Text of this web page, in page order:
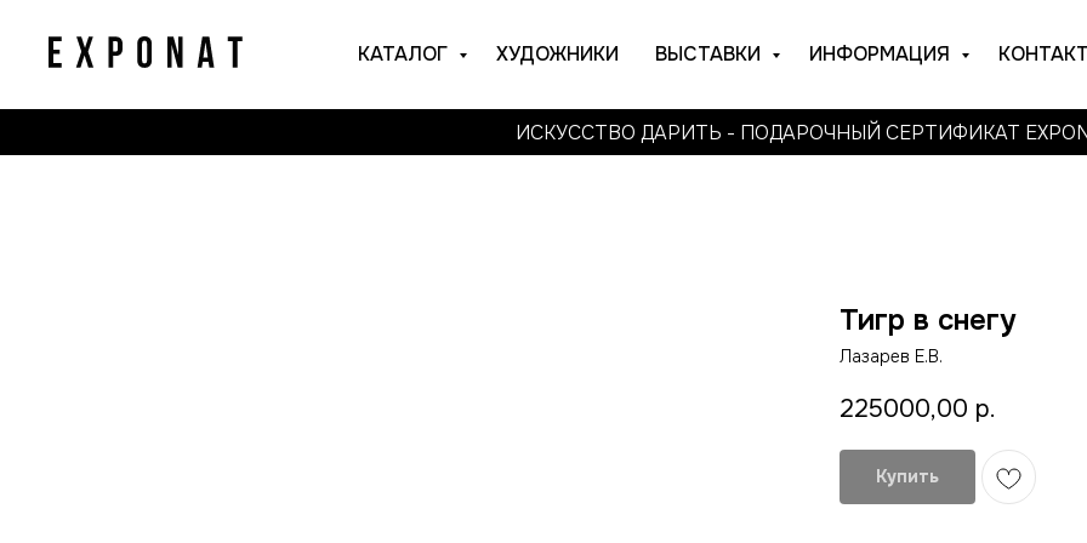
КАТАЛОГ ХУДОЖНИКИ ВЫСТАВКИ ИНФОРМАЦИЯ
ИСКУССТВО ДАРИТЬ - ПОДАРОЧНЫЙ СЕРТИФИКАТ
Тигр в снегу
Лазарев Е.В.
225000,00 р.
Купить